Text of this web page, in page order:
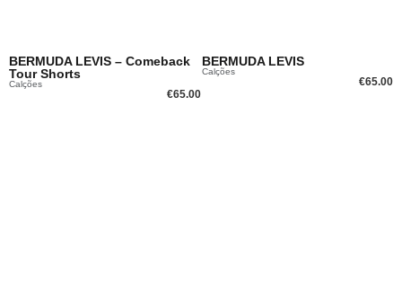
BERMUDA LEVIS – Comeback
Tour Shorts
Calções
€65.00
BERMUDA LEVIS
Calções
€65.00